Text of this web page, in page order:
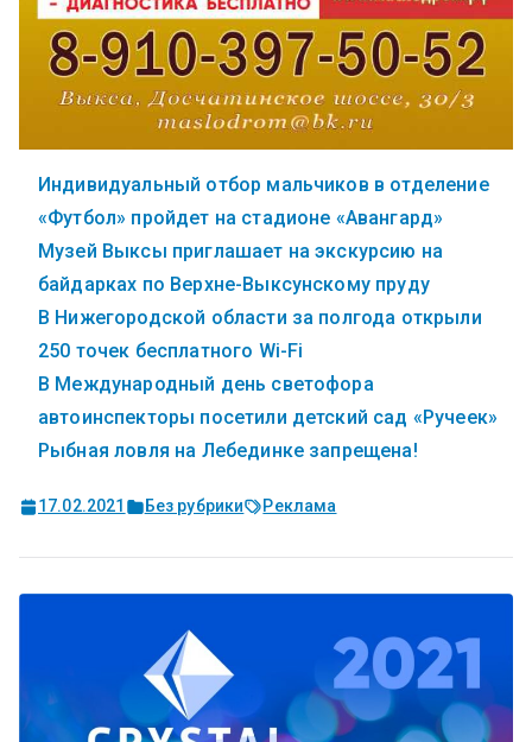
Индивидуальный отбор мальчиков в отделение
«Футбол» пройдет на стадионе «Авангард»
Музей Выксы приглашает на экскурсию на
байдарках по Верхне-Выксунскому пруду
В Нижегородской области за полгода открыли
250 точек бесплатного Wi-Fi
В Международный день светофора
автоинспекторы посетили детский сад «Ручеек»
Рыбная ловля на Лебединке запрещена!
17.02.2021 Без рубрики Реклама